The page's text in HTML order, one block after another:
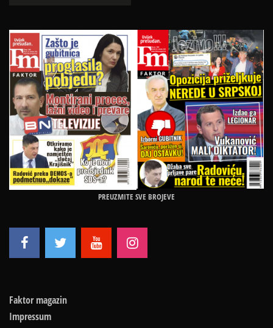
PREUZMITE SVE BROJEVE
Faktor magazin
Impressum